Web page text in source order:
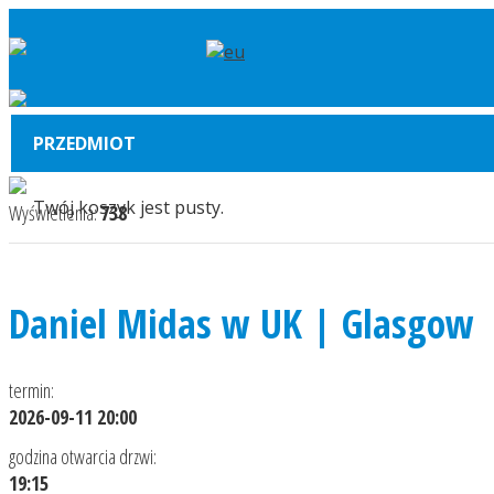
PRZEDMIOT
Twój koszyk jest pusty.
Wyświetlenia:738
Daniel Midas w UK | Glasgow
termin:
2026-09-11 20:00
godzina otwarcia drzwi:
19:15